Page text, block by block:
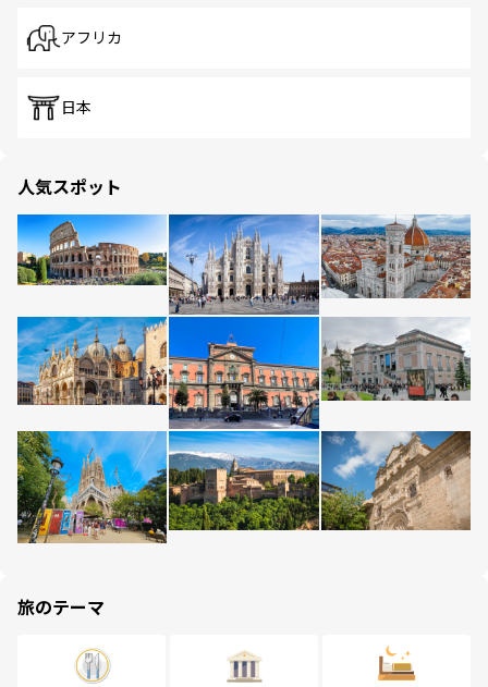
アフリカ
日本
人気スポット
旅のテーマ